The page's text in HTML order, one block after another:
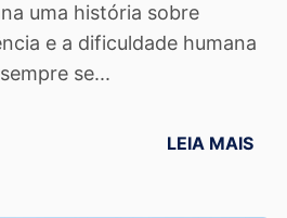
uma história sobre
e a dificuldade humana
se...
email LEIA MAIS